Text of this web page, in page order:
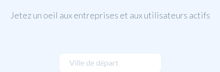
Jetez un oeil aux entreprises et aux utilisateurs actifs